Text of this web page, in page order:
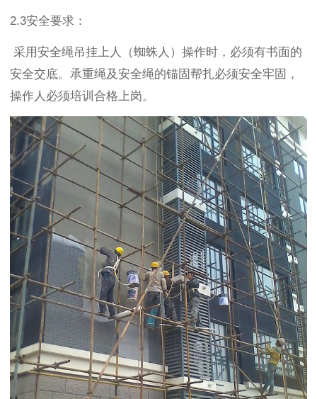
2.3安全要求：
采用安全绳吊挂上人（蜘蛛人）操作时，必须有书面的
安全交底。承重绳及安全绳的锚固帮扎必须安全牢固，
操作人必须培训合格上岗。